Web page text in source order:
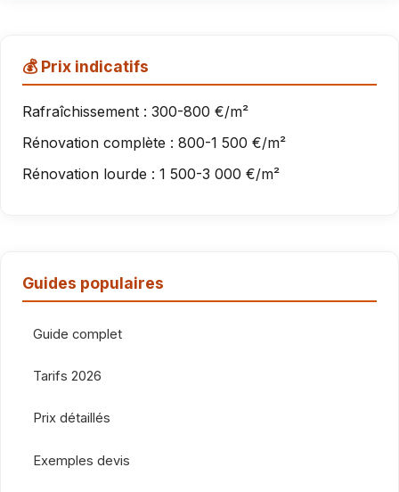
💰 Prix indicatifs
Rafraîchissement : 300-800 €/m²
Rénovation complète : 800-1 500 €/m²
Rénovation lourde : 1 500-3 000 €/m²
Guides populaires
Guide complet
Tarifs 2026
Prix détaillés
Exemples devis